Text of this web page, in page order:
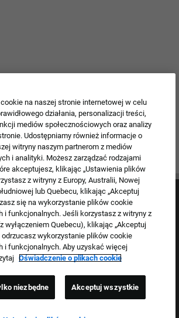
Kultura i wartości
Firma
Powracający kandydat
zadawane pytania FAQ
na naszej stronie internetowej w celu
działania, personalizacji treści,
mediów społecznościowych oraz analizy
Udostępniamy również informacje o
witryny naszym partnerom z mediów
i analityki. Możesz zarządzać rodzajami
akceptujesz, klikając „Ustawienia plików
z witryny z Europy, Australii, Nowej
lub Quebecu, klikając „Akceptuj
się na wykorzystanie plików cookie
i funkcjonalnych. Jeśli korzystasz z witryny z
wyłączeniem Quebecu), klikając „Akceptuj
odrzucasz wykorzystanie plików cookie
i funkcjonalnych. Aby uzyskać więcej
Oświadczenie o plikach cookie
niezbędne Akceptuj wszystkie